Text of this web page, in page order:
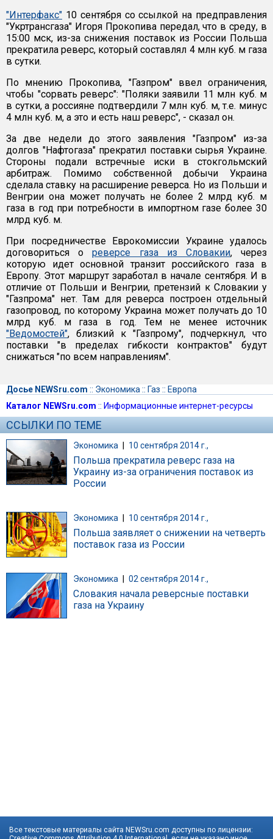
"Интерфакс" 10 сентября со ссылкой на предправления
"Укртрансгаза" Игоря Прокопива передал, что в среду, в
15:00 мск, из-за снижения поставок из России Польша
прекратила реверс, который составлял 4 млн куб. м газа
в сутки.
По мнению Прокопива, "Газпром" ввел ограничения,
чтобы "сорвать реверс": "Поляки заявили 11 млн куб. м
в сутки, а россияне подтвердили 7 млн куб. м, т.е. минус
4 млн куб. м, а это и есть наш реверс", - сказал он.
За две недели до этого заявления "Газпром" из-за
долгов "Нафтогаза" прекратил поставки сырья Украине.
Стороны подали встречные иски в стокгольмский
арбитраж. Помимо собственной добычи Украина
сделала ставку на расширение реверса. Но из Польши и
Венгрии она может получать не более 2 млрд куб. м
газа в год при потребности в импортном газе более 30
млрд куб. м.
При посредничестве Еврокомиссии Украине удалось
договориться ореверсе газа из Словакии, через
которую идет основной транзит российского газа в
Европу. Этот маршрут заработал в начале сентября. И в
отличие от Польши и Венгрии, претензий к Словакии у
"Газпрома" нет. Там для реверса построен отдельный
газопровод, по которому Украина может получать до 10
млрд куб. м газа в год. Тем не менее источник
"Ведомостей", близкий к "Газпрому", подчеркнул, что
поставки "в пределах гибкости контрактов" будут
снижаться "по всем направлениям".
Досье NEWSru.com :: Экономика :: Газ :: Европа
Каталог NEWSru.com :: Информационные интернет-ресурсы
ССЫЛКИ ПО ТЕМЕ
Экономика | 10 сентября 2014 г.,
Польша прекратила реверс газа на
Украину из-за ограничения поставок из
России
Экономика 10 сентября 2014 г.,
Польша заявляет о снижении на четверть
поставок газа из России
Экономика 02 сентября 2014 г.,
Словакия начала реверсные поставки
газа на Украину
Все текстовые материалы сайта NEWSru.com доступны по лицензии: